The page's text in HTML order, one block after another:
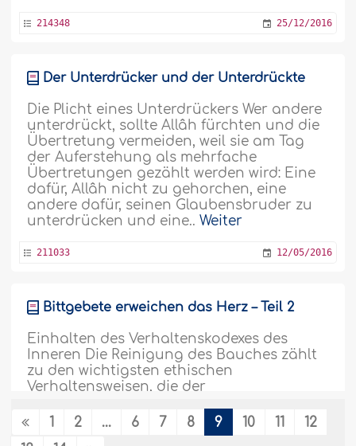
214348 25/12/2016
Der Unterdrücker und der Unterdrückte
Die Plicht eines Unterdrückers Wer andere
unterdrückt, sollte Allâh fürchten und die
Übertretung vermeiden, weil sie am Tag
der Auferstehung als mehrfache
Übertretungen gezählt werden wird: Eine
dafür, Allâh nicht zu gehorchen, eine
andere dafür, seinen Glaubensbruder zu
unterdrücken und eine..Weiter
211033 12/05/2016
Bittgebete erweichen das Herz – Teil 2
Einhalten des Verhaltenskodexes des
Inneren Die Reinigung des Bauches zählt
zu den wichtigsten ethischen
Verhaltensweisen, die der
die Hauptbedingung des Erhörens. Man
hat seine Reue zu erneuern, jedem sein
1 2 ... 6 7 8 9 10 11
12